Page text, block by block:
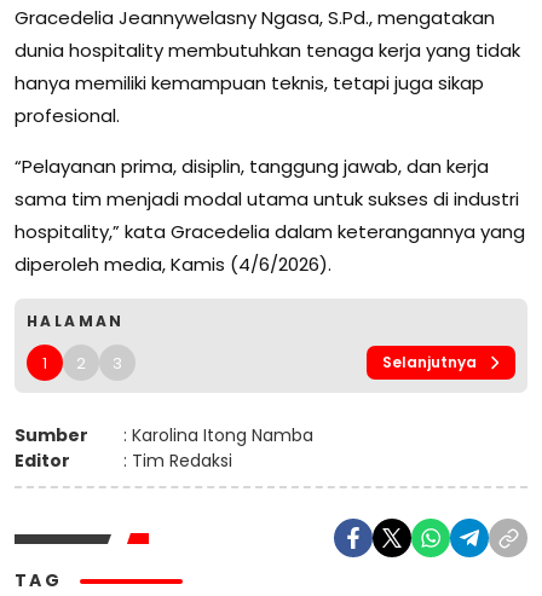
Gracedelia Jeannywelasny Ngasa, S.Pd., mengatakan
dunia hospitality membutuhkan tenaga kerja yang tidak
hanya memiliki kemampuan teknis, tetapi juga sikap
profesional.
“Pelayanan prima, disiplin, tanggung jawab, dan kerja
sama tim menjadi modal utama untuk sukses di industri
hospitality,” kata Gracedelia dalam keterangannya yang
diperoleh media, Kamis (4/6/2026).
HALAMAN
1 2 3 Selanjutnya
Sumber
: Karolina Itong Namba
Editor
: Tim Redaksi
TAG